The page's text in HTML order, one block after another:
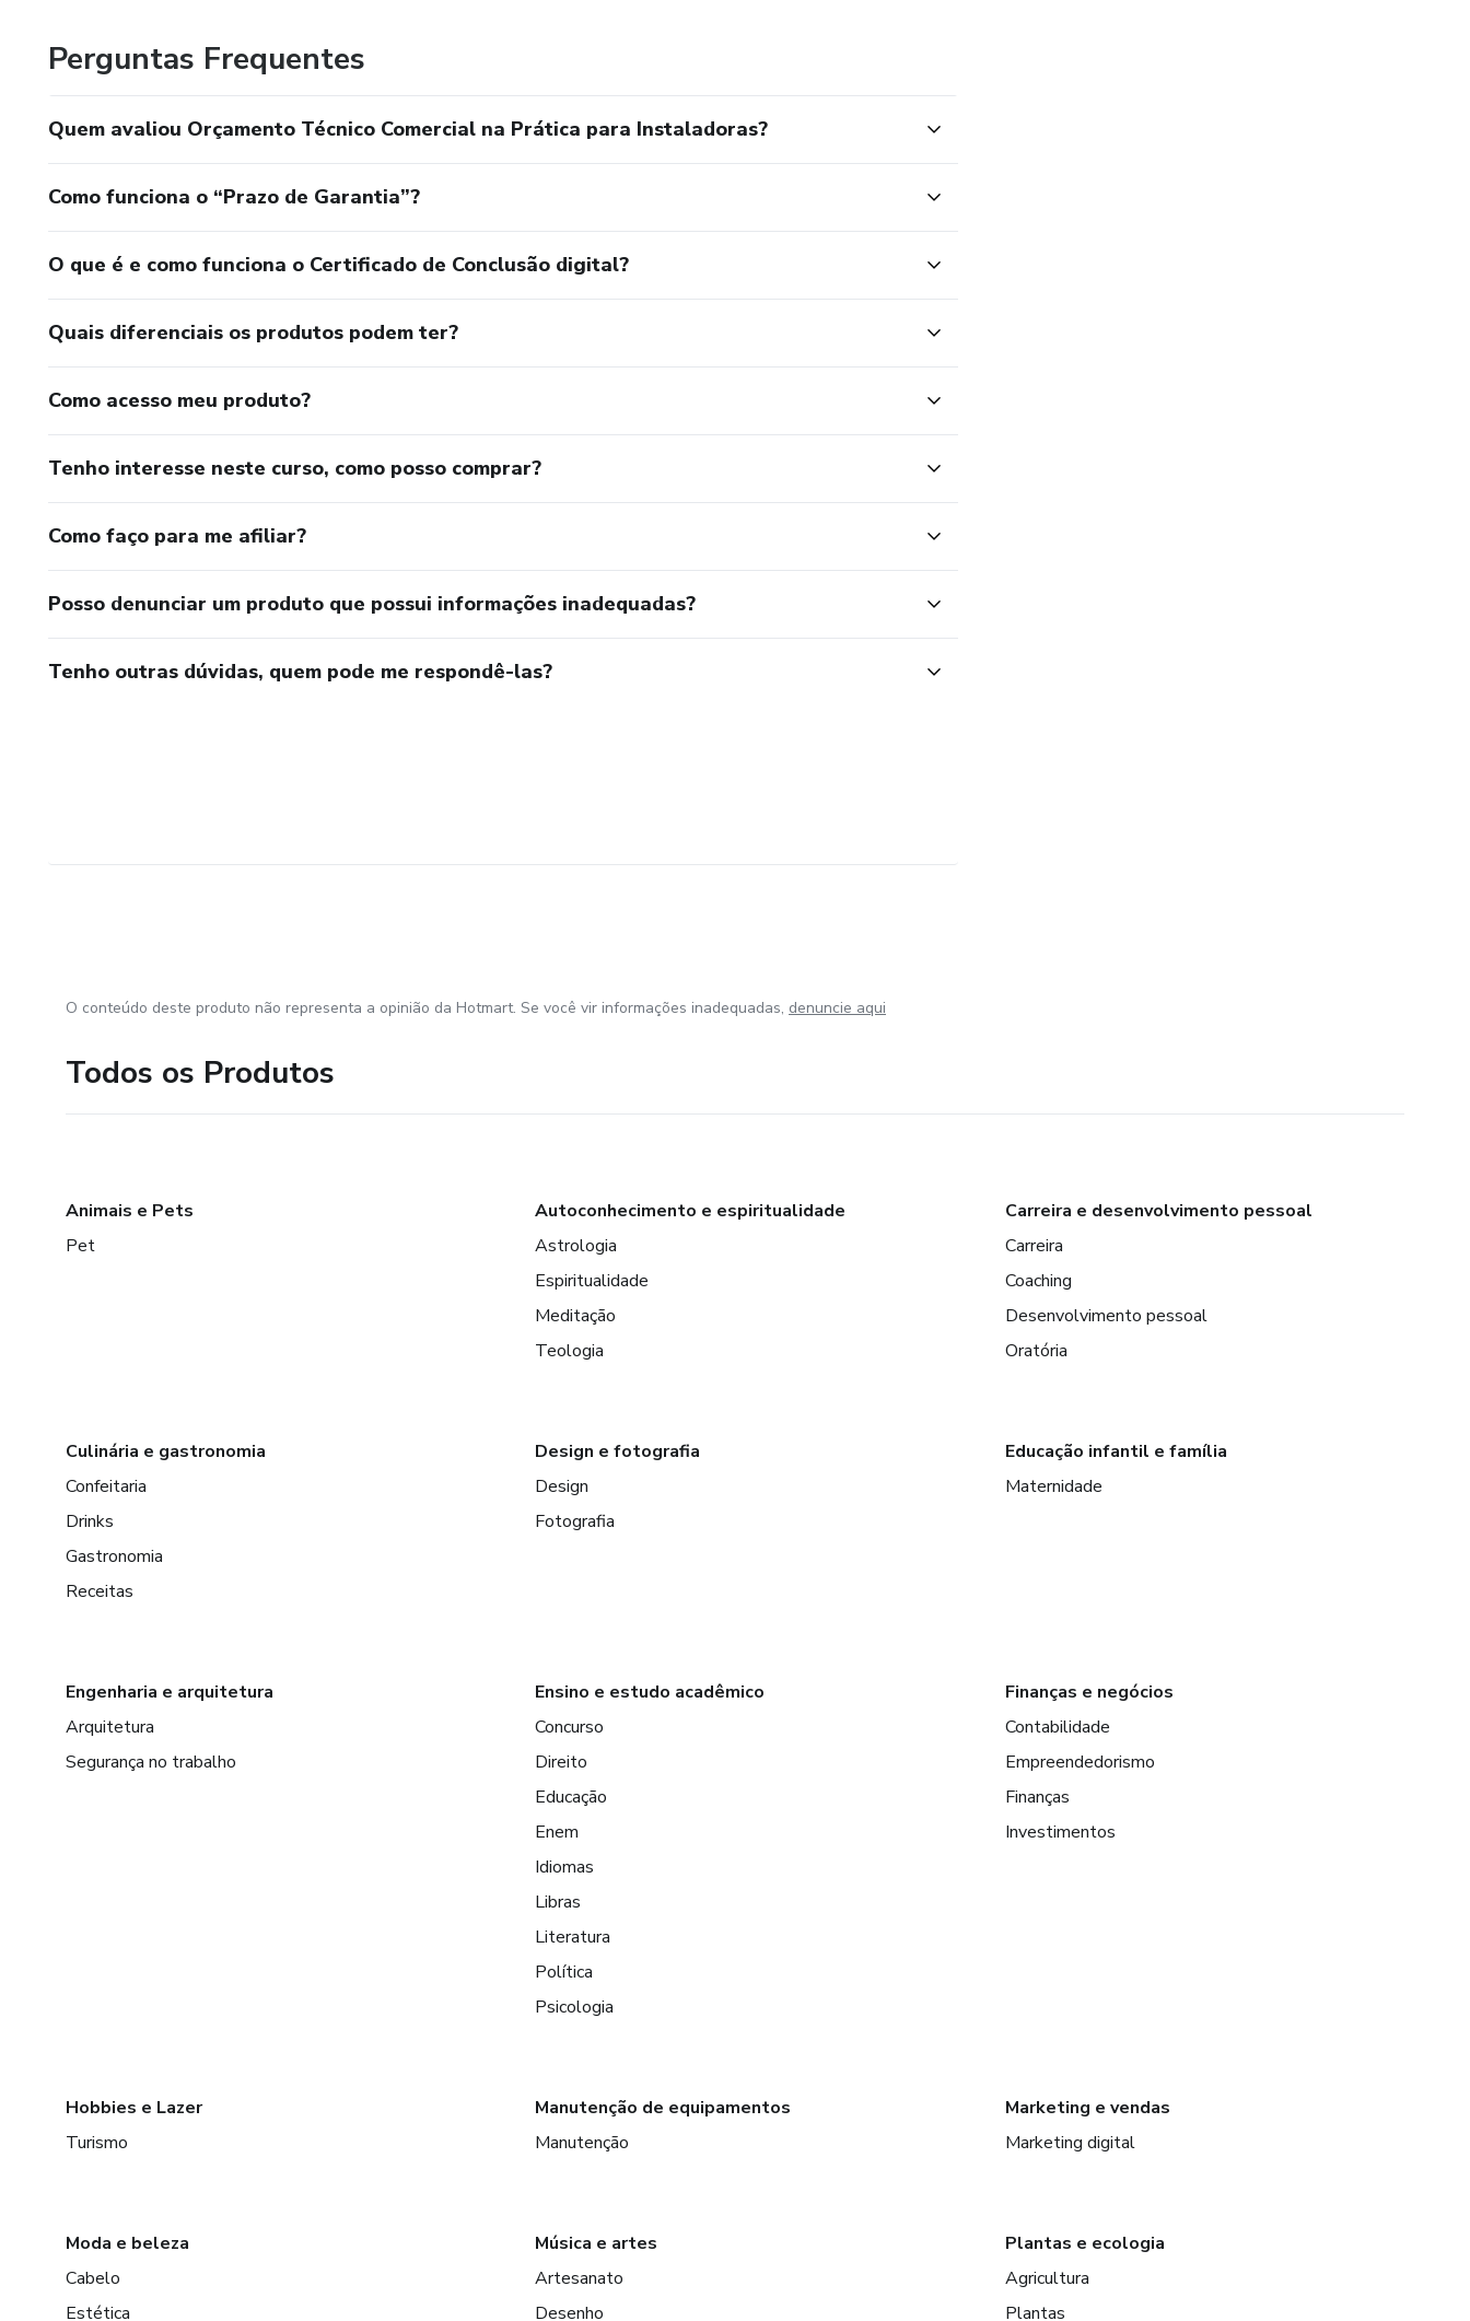
Perguntas Frequentes
Quem avaliou Orçamento Técnico Comercial na Prática para Instaladoras?
Como funciona o “Prazo de Garantia”?
O que é e como funciona o Certificado de Conclusão digital?
Quais diferenciais os produtos podem ter?
Como acesso meu produto?
Tenho interesse neste curso, como posso comprar?
Como faço para me afiliar?
Posso denunciar um produto que possui informações inadequadas?
Tenho outras dúvidas, quem pode me respondê-las?
O conteúdo deste produto não representa a opinião da Hotmart. Se você vir informações inadequadas, denuncie aqui
Todos os Produtos
Animais e Pets
Pet
Autoconhecimento e espiritualidade
Astrologia
Espiritualidade
Meditação
Teologia
Carreira e desenvolvimento pessoal
Carreira
Coaching
Desenvolvimento pessoal
Oratória
Culinária e gastronomia
Confeitaria
Drinks
Gastronomia
Receitas
Design e fotografia
Design
Fotografia
Educação infantil e família
Maternidade
Engenharia e arquitetura
Arquitetura
Segurança no trabalho
Ensino e estudo acadêmico
Concurso
Direito
Educação
Enem
Idiomas
Libras
Literatura
Política
Psicologia
Finanças e negócios
Contabilidade
Empreendedorismo
Finanças
Investimentos
Hobbies e Lazer
Turismo
Manutenção de equipamentos
Manutenção
Marketing e vendas
Marketing digital
Moda e beleza
Cabelo
Estética
Música e artes
Artesanato
Desenho
Plantas e ecologia
Agricultura
Plantas